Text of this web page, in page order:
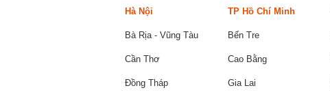
Hà Nội TP Hồ Chí Minh
Bà Rịa - Vũng Tàu Bến Tre
Cần Thơ Cao Bằng
Đồng Tháp Gia Lai